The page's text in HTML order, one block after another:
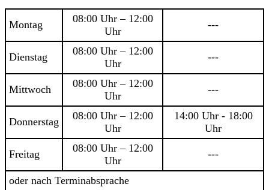
Montag
08:00 Uhr – 12:00
Uhr
---
Dienstag
08:00 Uhr – 12:00
Uhr
---
Mittwoch
08:00 Uhr – 12:00
Uhr
---
Donnerstag
08:00 Uhr – 12:00
Uhr
14:00 Uhr - 18:00
Uhr
Freitag
08:00 Uhr – 12:00
Uhr
---
oder nach Terminabsprache